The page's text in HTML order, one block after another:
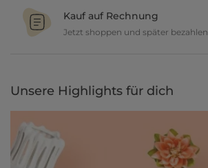
und lasse dich inspirieren.
Kauf auf Rechnung
Jetzt shoppen und später bezahlen
Unsere Highlights für dich